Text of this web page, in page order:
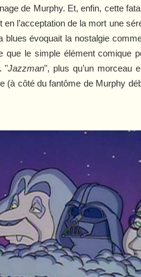
de Murphy. Et, enfin, cette
l’acceptation de la mort une
blues évoquait la nostalgie
le simple élément comique
"Jazzman", plus qu’un morceau
(à côté du fantôme de Murphy